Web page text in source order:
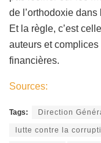
de l’orthodoxie
Et la règle, c’est
auteurs et
financières.
Sources:
Tags: Direction
lutte contre la